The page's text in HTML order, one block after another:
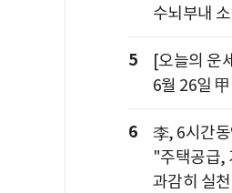
수뇌부내
5
[오늘의 운
6월 26일
6
李, 6시간
"주택공급,
과감히 실